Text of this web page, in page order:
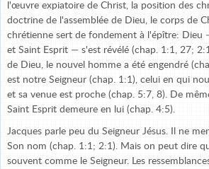
l'œuvre expiatoire de Christ, la position des
doctrine de l'assemblée de Dieu, le corps de
chrétienne sert de fondement à l'épître: Dieu
et Saint Esprit — s'est révélé (chap. 1:1, 27;
de Dieu, le nouvel homme a été engendré
est notre Seigneur (chap. 1:1), celui en qui
et sa venue est proche (chap. 5:7, 8). De
Saint Esprit demeure en lui (chap. 4:5).
Jacques parle peu du Seigneur Jésus. Il ne
Son nom (chap. 1:1; 2:1). Mais on peut dire
souvent comme le Seigneur. Les